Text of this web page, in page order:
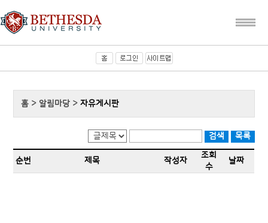
홈 > 알림마당 >자유게시판
순번 제목 작성자
조회
수
날짜